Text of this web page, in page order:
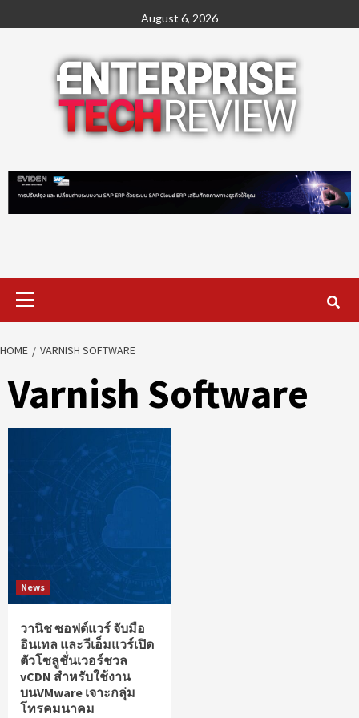
to
August 6, 2026
Primary
Menu
HOME VARNISH SOFTWARE
Varnish Software
News
วานิช ซอฟต์แวร์ จับมือ
อินเทล และวีเอ็มแวร์เปิด
ตัวโซลูชั่นเวอร์ชวล
vCDN สำหรับใช้งาน
บนVMware เจาะกลุ่ม
โทรคมนาคม